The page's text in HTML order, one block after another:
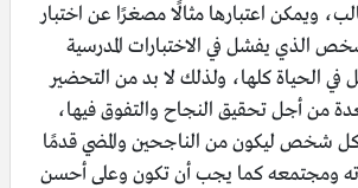
ويمكن اعتبارها مثالًا مصغرًا عن اختبار
الذي يفشل في الاختبارات المدرسية
الحياة كلها، ولذلك لا بد من التحضير
من أجل تحقيق النجاح والتفوق فيها،
كل شخص ليكون من الناجحين والمضي قدمًا
ومجتمعه كما يجب أن تكون وعلى أحسن